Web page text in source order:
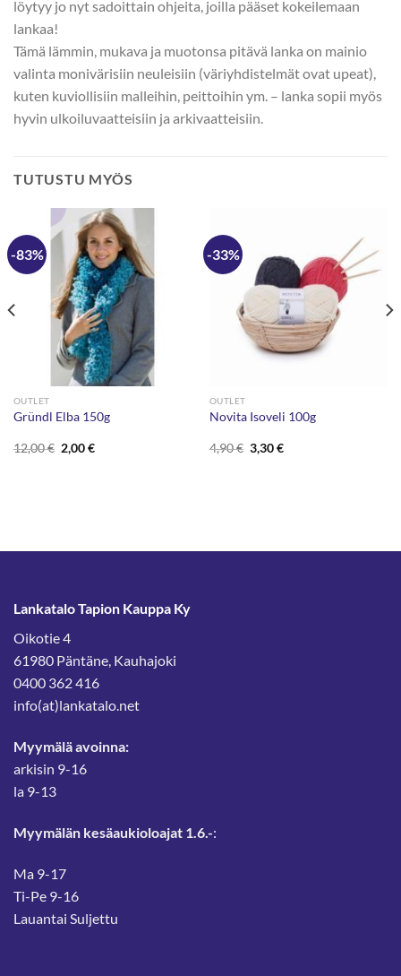
löytyy jo nyt sadoittain ohjeita, joilla pääset kokeilemaan
lankaa!
Tämä lämmin, mukava ja muotonsa pitävä lanka on mainio
valinta monivärisiin neuleisiin (väriyhdistelmät ovat upeat),
kuten kuviollisiin malleihin, peittoihin ym. – lanka sopii myös
hyvin ulkoiluvaatteisiin ja arkivaatteisiin.
TUTUSTU MYÖS
-83%
OUTLET
Gründl Elba 150g
12,00€ Alkuperäinen
hinta
2,00€Nykyinen
-33%
OUTLET
Novita Isoveli 100g
4,90€ Alkuperäinen
hinta
3,30€Nykyinen
Lankatalo Tapion Kauppa Ky
Oikotie 4
61980 Päntäne, Kauhajoki
0400 362 416
info(at)lankatalo.net
Myymälä avoinna:
arkisin 9-16
la 9-13
Myymälän kesäaukioloajat 1.6.-:
Ma 9-17
Ti-Pe 9-16
Lauantai Suljettu